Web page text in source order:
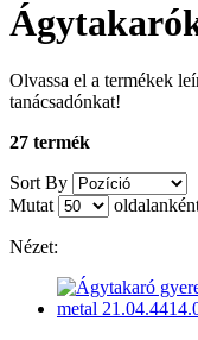
Olvassa el a termékek
tanácsadónkat!
27 termék
Sort By
Mutat
Nézet: